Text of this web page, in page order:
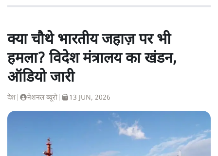
क्या चौथे भारतीय जहाज़ पर भी
हमला? विदेश मंत्रालय का खंडन,
ऑडियो जारी
देश नेशनल ब्यूरो 13 JUN, 2026